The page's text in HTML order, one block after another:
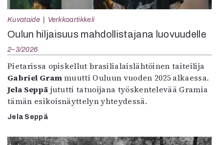
Kuvataide Verkkoartikkeli
Oulun hiljaisuus mahdollistajana luovuudelle
2–3/2026
Pietarissa opiskellut brasilialaislähtöinen taiteilija
Gabriel Grammuutti Ouluun vuoden 2025 alkaessa.
Jela Seppä jututti tatuoijana työskentelevää Gramia
tämän esikoisnäyttelyn yhteydessä.
Jela Seppä